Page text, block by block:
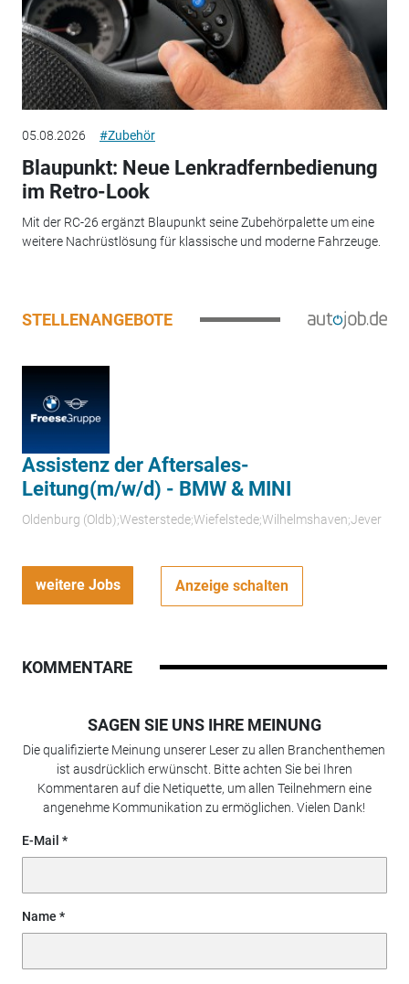
05.08.2026 #Zubehör
Blaupunkt: Neue Lenkradfernbedienung
im Retro-Look
Mit der RC-26 ergänzt Blaupunkt seine Zubehörpalette um eine
weitere Nachrüstlösung für klassische und moderne Fahrzeuge.
STELLENANGEBOTE
Assistenz der Aftersales-
Leitung(m/w/d) - BMW & MINI
Oldenburg (Oldb);Westerstede;Wiefelstede;Wilhelmshaven;Jever
weitere Jobs Anzeige schalten
KOMMENTARE
SAGEN SIE UNS IHRE MEINUNG
Die qualifizierte Meinung unserer Leser zu allen Branchenthemen
ist ausdrücklich erwünscht. Bitte achten Sie bei Ihren
Kommentaren auf die Netiquette, um allen Teilnehmern eine
angenehme Kommunikation zu ermöglichen. Vielen Dank!
E-Mail
Name